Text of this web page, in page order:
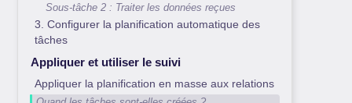
Sous-tâche 2 : Traiter les données reçues
3. Configurer la planification automatique des
tâches
Appliquer et utiliser le suivi
Appliquer la planification en masse aux relations